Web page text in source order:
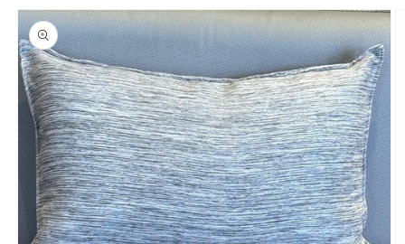
Passer aux
informations
produits